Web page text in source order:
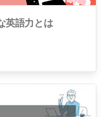
英語力とは